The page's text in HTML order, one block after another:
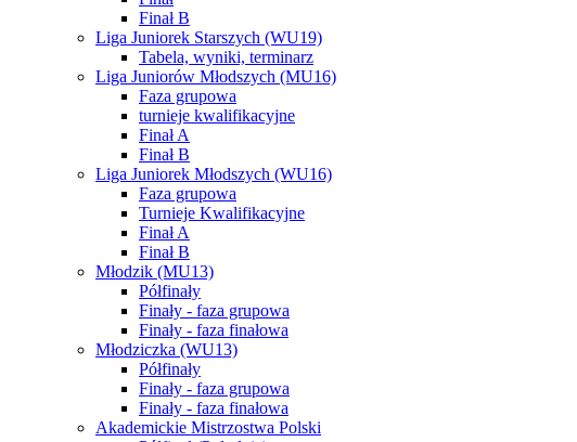
Finał B
Liga Juniorek Starszych (WU19)
Tabela, wyniki, terminarz
Liga Juniorów Młodszych (MU16)
Faza grupowa
turnieje kwalifikacyjne
Finał A
Finał B
Liga Juniorek Młodszych (WU16)
Faza grupowa
Turnieje Kwalifikacyjne
Finał A
Finał B
Młodzik (MU13)
Półfinały
Finały - faza grupowa
Finały - faza finałowa
Młodziczka (WU13)
Półfinały
Finały - faza grupowa
Finały - faza finałowa
Akademickie Mistrzostwa Polski